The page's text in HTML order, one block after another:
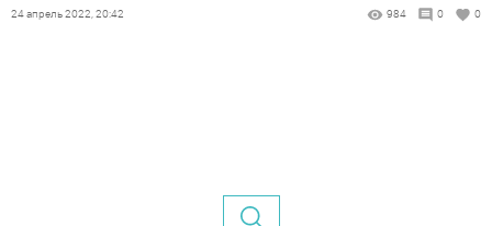
24 апрель 2022, 20:42 984 0 0